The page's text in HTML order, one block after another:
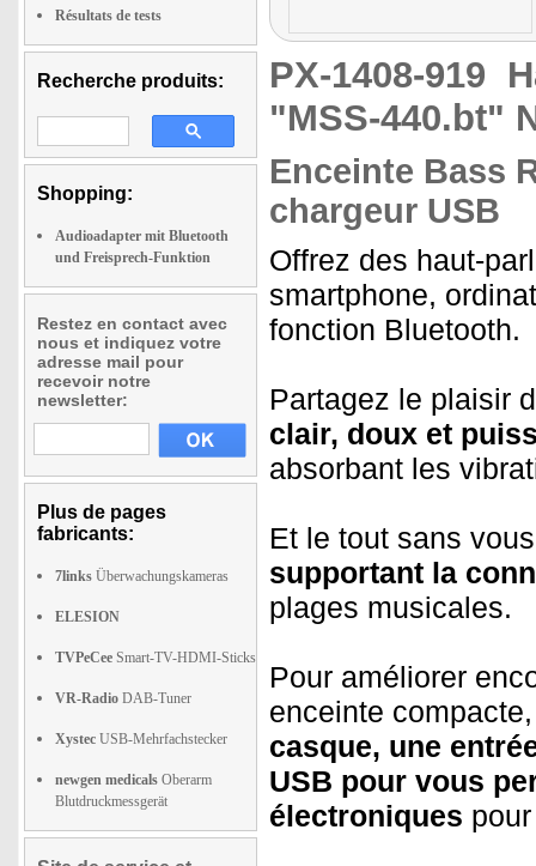
Résultats de tests
Recherche produits:
Shopping:
Audioadapter mit Bluetooth
und Freisprech-Funktion
Restez en contact avec
nous et indiquez votre
adresse mail pour
recevoir notre
newsletter:
Plus de pages
fabricants:
7links Überwachungskameras
ELESION
TVPeCee Smart-TV-HDMI-Sticks
VR-Radio DAB-Tuner
Xystec USB-Mehrfachstecker
newgen medicals Oberarm
Blutdruckmessgerät
PX-1408-919
"MSS-440.bt"
Enceinte Bass
chargeur USB
Offrez des haut-
smartphone,
fonction Bluetooth.
Partagez le plaisir
clair, doux et
absorbant les
Et le tout sans
supportant la
plages musicales.
Pour améliorer
enceinte
casque, une
USB pour vous
électroniques